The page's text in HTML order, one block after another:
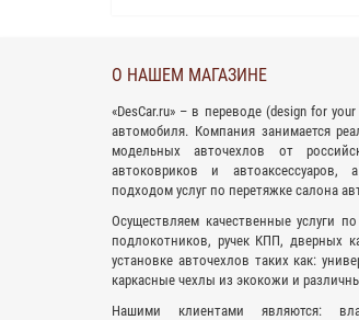
О НАШЕМ МАГАЗИНЕ
«DesCar.ru» – в переводе (design for
автомобиля. Компания занимается
модельных авточехлов от
автоковриков и автоаксессуаров, а
подходом услуг по перетяжке салона
Осуществляем качественные услуги
подлокотников, ручек КПП, дверных
установке авточехлов таких как:
каркасные чехлы из экокожи и
Нашими клиентами являются: